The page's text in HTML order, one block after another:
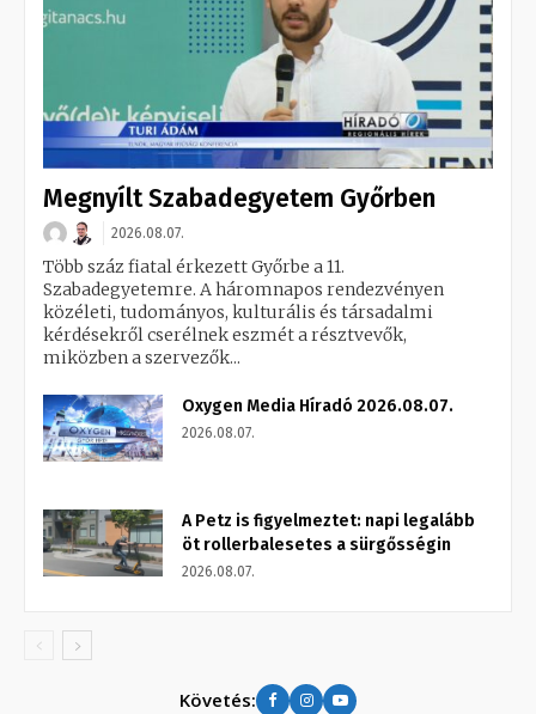
Megnyílt Szabadegyetem Győrben
2026.08.07.
Több száz fiatal érkezett Győrbe a 11.
Szabadegyetemre. A háromnapos rendezvényen
közéleti, tudományos, kulturális és társadalmi
kérdésekről cserélnek eszmét a résztvevők,
miközben a szervezők...
Oxygen Media Híradó 2026.08.07.
2026.08.07.
A Petz is figyelmeztet: napi legalább
öt rollerbalesetes a sürgősségin
2026.08.07.
Követés: